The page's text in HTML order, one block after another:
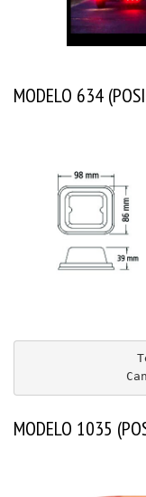
MODELO 634
MODELO 1035